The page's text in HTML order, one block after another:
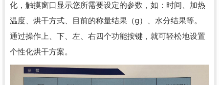
化，触摸窗口显示您所需要设定的参数，如：时间、加热
温度、烘干方式、目前的称量结果（g）、水分结果等。
通过操作上、下、左、右四个功能按键，就可轻松地设置
个性化烘干方案。